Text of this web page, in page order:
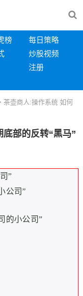
榜
每日策略
炒股视频
注册
茶壶商人:操作系统 如何
部的反转“黑马”
”
公司”
的小公司”